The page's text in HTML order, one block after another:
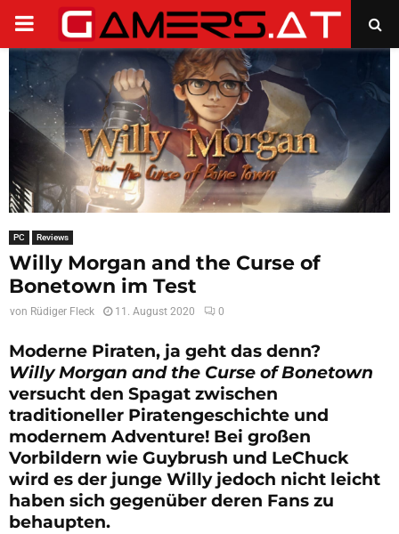
PRIMARY
MENU
PC Reviews
Willy Morgan and the Curse of
Bonetown im Test
von Rüdiger Fleck 11. August 2020 0
Moderne Piraten, ja geht das denn?
WillyMorgan and the Curse of Bonetown
versucht den Spagat zwischen
traditioneller Piratengeschichte und
modernem Adventure! Bei großen
Vorbildern wie Guybrush und LeChuck
wird es der junge Willy jedoch nicht leicht
haben sich gegenüber deren Fans zu
behaupten.